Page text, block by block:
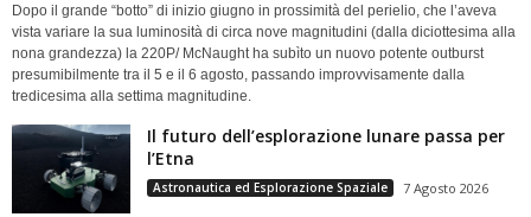
Dopo il grande “botto” di inizio giugno in prossimità del perielio, che l’aveva
vista variare la sua luminosità di circa nove magnitudini (dalla diciottesima alla
nona grandezza) la 220P/ McNaught ha subìto un nuovo potente outburst
presumibilmente tra il 5 e il 6 agosto, passando improvvisamente dalla
tredicesima alla settima magnitudine.
Il futuro dell’esplorazione lunare passa per
l’Etna
Astronautica ed Esplorazione Spaziale 7 Agosto 2026